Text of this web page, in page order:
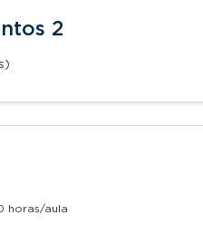
2
horas/aula